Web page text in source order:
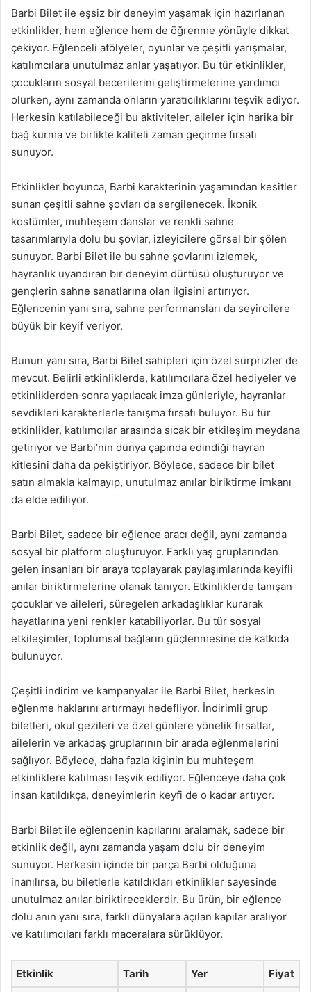
Barbi Bilet ile eşsiz bir deneyim yaşamak için hazırlanan
etkinlikler, hem eğlence hem de öğrenme yönüyle dikkat
çekiyor. Eğlenceli atölyeler, oyunlar ve çeşitli yarışmalar,
katılımcılara unutulmaz anlar yaşatıyor. Bu tür etkinlikler,
çocukların sosyal becerilerini geliştirmelerine yardımcı
olurken, aynı zamanda onların yaratıcılıklarını teşvik ediyor.
Herkesin katılabileceği bu aktiviteler, aileler için harika bir
bağ kurma ve birlikte kaliteli zaman geçirme fırsatı
sunuyor.
Etkinlikler boyunca, Barbi karakterinin yaşamından kesitler
sunan çeşitli sahne şovları da sergilenecek. İkonik
kostümler, muhteşem danslar ve renkli sahne
tasarımlarıyla dolu bu şovlar, izleyicilere görsel bir şölen
sunuyor. Barbi Bilet ile bu sahne şovlarını izlemek,
hayranlık uyandıran bir deneyim dürtüsü oluşturuyor ve
gençlerin sahne sanatlarına olan ilgisini artırıyor.
Eğlencenin yanı sıra, sahne performansları da seyircilere
büyük bir keyif veriyor.
Bunun yanı sıra, Barbi Bilet sahipleri için özel sürprizler de
mevcut. Belirli etkinliklerde, katılımcılara özel hediyeler ve
etkinliklerden sonra yapılacak imza günleriyle, hayranlar
sevdikleri karakterlerle tanışma fırsatı buluyor. Bu tür
etkinlikler, katılımcılar arasında sıcak bir etkileşim meydana
getiriyor ve Barbi’nin dünya çapında edindiği hayran
kitlesini daha da pekiştiriyor. Böylece, sadece bir bilet
satın almakla kalmayıp, unutulmaz anılar biriktirme imkanı
da elde ediliyor.
Barbi Bilet, sadece bir eğlence aracı değil, aynı zamanda
sosyal bir platform oluşturuyor. Farklı yaş gruplarından
gelen insanları bir araya toplayarak paylaşımlarında keyifli
anılar biriktirmelerine olanak tanıyor. Etkinliklerde tanışan
çocuklar ve aileleri, süregelen arkadaşlıklar kurarak
hayatlarına yeni renkler katabiliyorlar. Bu tür sosyal
etkileşimler, toplumsal bağların güçlenmesine de katkıda
bulunuyor.
Çeşitli indirim ve kampanyalar ile Barbi Bilet, herkesin
eğlenme haklarını artırmayı hedefliyor. İndirimli grup
biletleri, okul gezileri ve özel günlere yönelik fırsatlar,
ailelerin ve arkadaş gruplarının bir arada eğlenmelerini
sağlıyor. Böylece, daha fazla kişinin bu muhteşem
etkinliklere katılması teşvik ediliyor. Eğlenceye daha çok
insan katıldıkça, deneyimlerin keyfi de o kadar artıyor.
Barbi Bilet ile eğlencenin kapılarını aralamak, sadece bir
etkinlik değil, aynı zamanda yaşam dolu bir deneyim
sunuyor. Herkesin içinde bir parça Barbi olduğuna
inanılırsa, bu biletlerle katıldıkları etkinlikler sayesinde
unutulmaz anılar biriktireceklerdir. Bu ürün, bir eğlence
dolu anın yanı sıra, farklı dünyalara açılan kapılar aralıyor
ve katılımcıları farklı maceralara sürüklüyor.
Etkinlik Tarih Yer Fiyat